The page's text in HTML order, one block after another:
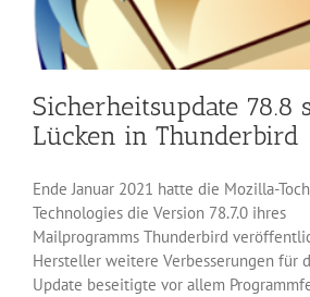
Sicherheitsupdate 78.8
Lücken in Thunderbird
Ende Januar 2021 hatte die Mozilla-
Technologies die Version 78.7.0 ihres
Mailprogramms Thunderbird
Hersteller weitere Verbesserungen für
Update beseitigte vor allem